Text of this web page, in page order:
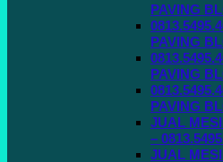
PAVING
PAVING
PAVING
PAVING
JUAL
–
JUAL